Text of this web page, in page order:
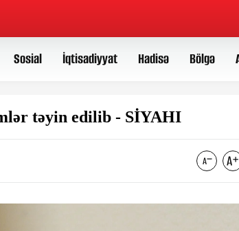
Sosial İqtisadiyyat Hadisə Bölgə
təyin edilib - SİYAHI